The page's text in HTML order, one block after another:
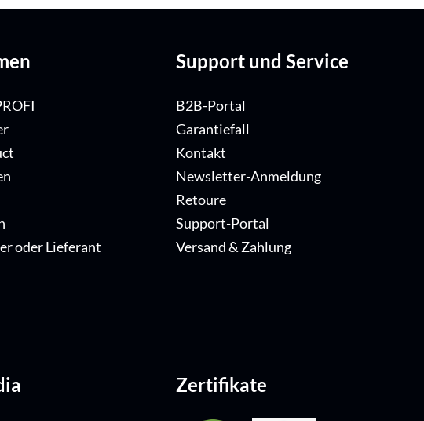
oder Lieferant
Support und Service
B2B-Portal
Garantiefall
Kontakt
Newsletter-Anmeldung
Retoure
Support-Portal
Versand & Zahlung
Zertifikate